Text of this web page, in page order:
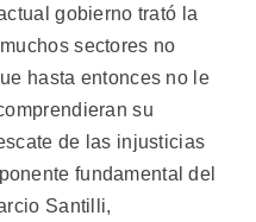
gobierno trató la
sectores no
hasta entonces no le
su
de las injusticias
fundamental del
Santilli,